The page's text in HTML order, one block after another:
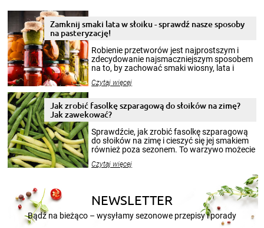
Zamknij smaki lata w słoiku - sprawdź nasze sposoby
na pasteryzację!
Robienie przetworów jest najprostszym i
zdecydowanie najsmaczniejszym sposobem
na to, by zachować smaki wiosny, lata i
krajobrazów, by cieszyć nimi oko w sezonie
pełni poczuć atmosferę cieplejszych
miesięcy. Przygotowanie słoików ze
patenty, które pozwolą zachować świeżość
przetworów.
Czytaj więcej
Jak zrobić fasolkę szparagową do słoików na zimę?
Jak zawekować?
Sprawdźcie, jak zrobić fasolkę szparagową
do słoików na zimę i cieszyć się jej smakiem
również poza sezonem. To warzywo możecie
nasze propozycje!
Czytaj więcej
NEWSLETTER
Bądź na bieżąco – wysyłamy sezonowe przepisy i porady